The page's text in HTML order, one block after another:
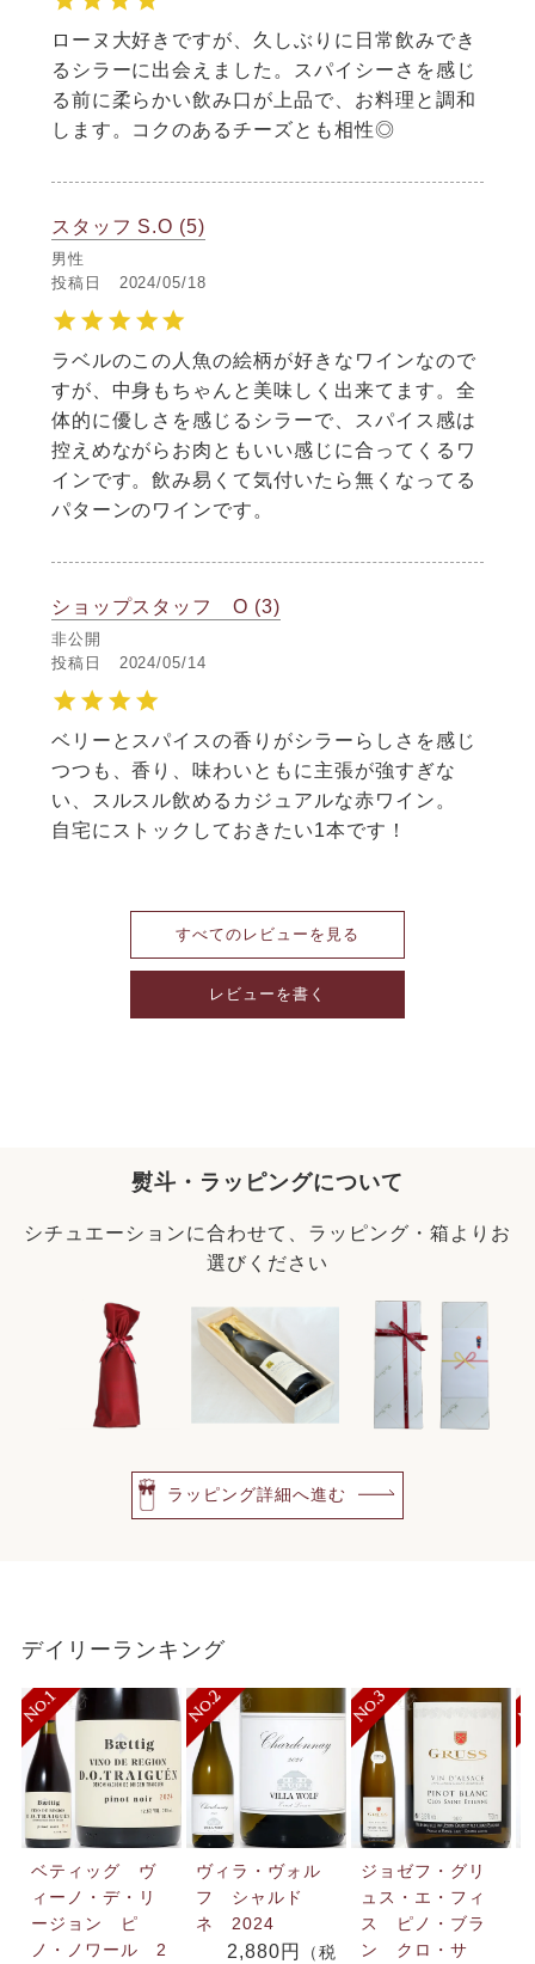
ローヌ大好きですが、久しぶりに日常飲みでき
るシラーに出会えました。スパイシーさを感じ
る前に柔らかい飲み口が上品で、お料理と調和
します。コクのあるチーズとも相性◎
スタッフ S.O 5
男性
投稿日
2024/05/18
ラベルのこの人魚の絵柄が好きなワインなので
すが、中身もちゃんと美味しく出来てます。全
体的に優しさを感じるシラーで、スパイス感は
控えめながらお肉ともいい感じに合ってくるワ
インです。飲み易くて気付いたら無くなってる
パターンのワインです。
ショップスタッフ O 3
非公開
投稿日
2024/05/14
ベリーとスパイスの香りがシラーらしさを感じ
つつも、香り、味わいともに主張が強すぎな
い、スルスル飲めるカジュアルな赤ワイン。
自宅にストックしておきたい1本です！
すべてのレビューを見る
レビューを書く
熨斗・ラッピングについて
シチュエーションに合わせて、ラッピング・箱よりお
選びください
ラッピング詳細へ進む
デイリーランキング
ベティッグ ヴ
ィーノ・デ・リ
ージョン ピ
ノ・ノワール 2
ヴィラ・ヴォル
フ シャルド
ネ 2024
2,880円
（税
ジョゼフ・グリ
ュス・エ・フィ
ス ピノ・ブラ
ン クロ・サ